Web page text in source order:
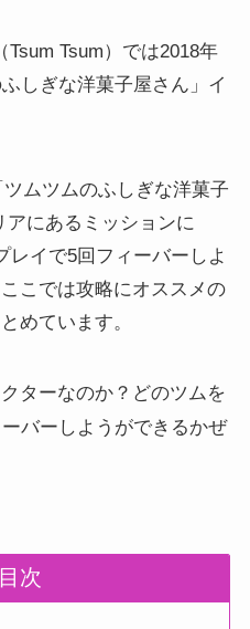
Tsum）では2018年
しぎな洋菓子屋さん」イ
ムツムのふしぎな洋菓子
アにあるミッションに
レイで5回フィーバーしよ
こでは攻略にオススメの
めています。
ターなのか？どのツムを
バーしようができるかぜ
目次